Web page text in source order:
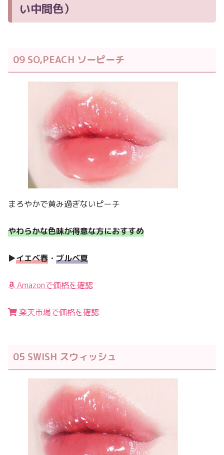
い中間色）
09 SO,PEACH ソーピーチ
まろやかで黄み過ぎないピーチ
やわらかな色味が得意な方におすすめ
▶︎イエベ春 ・ ブルベ夏
Amazonで価格を確認
楽天市場で価格を確認
05 SWISH スウィッシュ